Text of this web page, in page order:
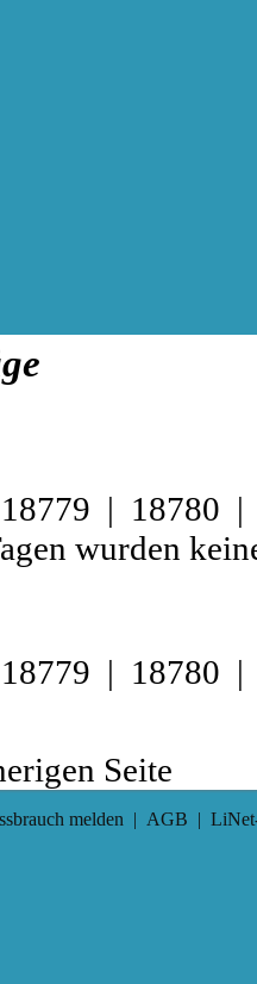
18779 | 18780
wurden
18779 | 18780
Seite
melden | AGB |